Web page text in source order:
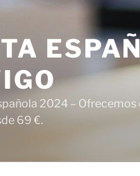
2024 –
69 €.